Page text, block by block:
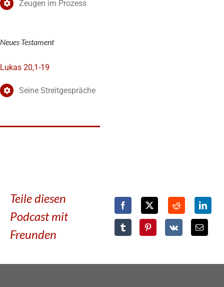
Zeugen im Prozess
Neues Testament
Lukas 20,1-19
Seine Streitgespräche
Teile diesen
Podcast mit
Freunden